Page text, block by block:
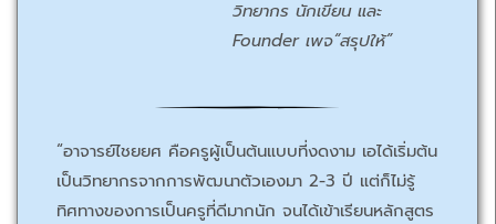
วิทยากร นักเขียน และ
Founder เพจ“สรุปให้”
“อาจารย์ไชยยศ คือครูผู้เป็นต้นแบบที่งดงาม เอได้เริ่มต้น
เป็นวิทยากรจากการพัฒนาตัวเองมา 2-3 ปี แต่ก็ไม่รู้
ทิศทางของการเป็นครูที่ดีมากนัก จนได้เข้าเรียนหลักสูตร